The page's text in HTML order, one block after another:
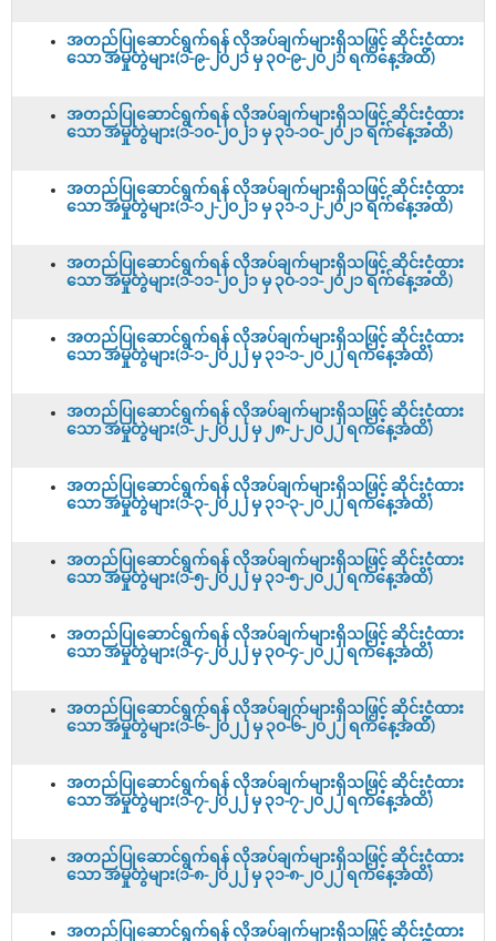
အတည်ပြုဆောင်ရွက်ရန် လိုအပ်ချက်များရှိသဖြင့် ဆိုင်းငံ့ထား
သော အမှုတွဲများ(၁-၉-၂၀၂၁ မှ ၃၀-၉-၂၀၂၁ ရက်နေ့အထိ)
အတည်ပြုဆောင်ရွက်ရန် လိုအပ်ချက်များရှိသဖြင့် ဆိုင်းငံ့ထား
သော အမှုတွဲများ(၁-၁၀-၂၀၂၁ မှ ၃၁-၁၀-၂၀၂၁ ရက်နေ့အထိ)
အတည်ပြုဆောင်ရွက်ရန် လိုအပ်ချက်များရှိသဖြင့် ဆိုင်းငံ့ထား
သော အမှုတွဲများ(၁-၁၂-၂၀၂၁ မှ ၃၁-၁၂-၂၀၂၁ ရက်နေ့အထိ)
အတည်ပြုဆောင်ရွက်ရန် လိုအပ်ချက်များရှိသဖြင့် ဆိုင်းငံ့ထား
သော အမှုတွဲများ(၁-၁၁-၂၀၂၁ မှ ၃၀-၁၁-၂၀၂၁ ရက်နေ့အထိ)
အတည်ပြုဆောင်ရွက်ရန် လိုအပ်ချက်များရှိသဖြင့် ဆိုင်းငံ့ထား
သော အမှုတွဲများ(၁-၁-၂၀၂၂ မှ ၃၁-၁-၂၀၂၂ ရက်နေ့အထိ)
အတည်ပြုဆောင်ရွက်ရန် လိုအပ်ချက်များရှိသဖြင့် ဆိုင်းငံ့ထား
သော အမှုတွဲများ(၁-၂-၂၀၂၂ မှ ၂၈-၂-၂၀၂၂ ရက်နေ့အထိ)
အတည်ပြုဆောင်ရွက်ရန် လိုအပ်ချက်များရှိသဖြင့် ဆိုင်းငံ့ထား
သော အမှုတွဲများ(၁-၃-၂၀၂၂ မှ ၃၁-၃-၂၀၂၂ ရက်နေ့အထိ)
အတည်ပြုဆောင်ရွက်ရန် လိုအပ်ချက်များရှိသဖြင့် ဆိုင်းငံ့ထား
သော အမှုတွဲများ(၁-၅-၂၀၂၂ မှ ၃၁-၅-၂၀၂၂ ရက်နေ့အထိ)
အတည်ပြုဆောင်ရွက်ရန် လိုအပ်ချက်များရှိသဖြင့် ဆိုင်းငံ့ထား
သော အမှုတွဲများ(၁-၄-၂၀၂၂ မှ ၃၀-၄-၂၀၂၂ ရက်နေ့အထိ)
အတည်ပြုဆောင်ရွက်ရန် လိုအပ်ချက်များရှိသဖြင့် ဆိုင်းငံ့ထား
သော အမှုတွဲများ(၁-၆-၂၀၂၂ မှ ၃၀-၆-၂၀၂၂ ရက်နေ့အထိ)
အတည်ပြုဆောင်ရွက်ရန် လိုအပ်ချက်များရှိသဖြင့် ဆိုင်းငံ့ထား
သော အမှုတွဲများ(၁-၇-၂၀၂၂ မှ ၃၁-၇-၂၀၂၂ ရက်နေ့အထိ)
အတည်ပြုဆောင်ရွက်ရန် လိုအပ်ချက်များရှိသဖြင့် ဆိုင်းငံ့ထား
သော အမှုတွဲများ(၁-၈-၂၀၂၂ မှ ၃၁-၈-၂၀၂၂ ရက်နေ့အထိ)
အတည်ပြုဆောင်ရွက်ရန် လိုအပ်ချက်များရှိသဖြင့် ဆိုင်းငံ့ထား